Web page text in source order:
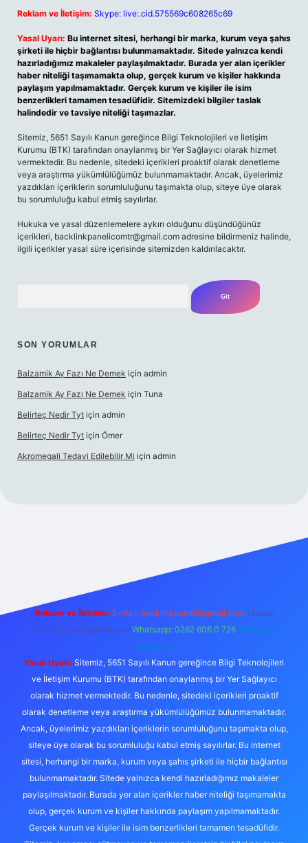
Reklam ve İletişim: Skype: live:.cid.575569c608265c69
Yasal Uyarı: Bu internet sitesi, herhangi bir marka, kurum veya şahıs
şirketi ile hiçbir bağlantısı bulunmamaktadır. Sitede yalnızca kendi
hazırladığımız makaleler paylaşılmaktadır. Burada yer alan içerikler
haber niteliği taşımamakta olup, gerçek kurum ve kişiler hakkında
paylaşım yapılmamaktadır. Gerçek kurum ve kişiler ile isim
benzerlikleri tamamen tesadüfidir. Sitemizdeki bilgiler taslak
halindedir ve tavsiye niteliği taşımazlar.
Sitemiz, 5651 Sayılı Kanun gereğince Bilgi Teknolojileri ve İletişim
Kurumu (BTK) tarafından onaylanmış bir Yer Sağlayıcı olarak hizmet
vermektedir. Bu nedenle, sitedeki içerikleri proaktif olarak denetleme
veya araştırma yükümlülüğümüz bulunmamaktadır. Ancak, üyelerimiz
yazdıkları içeriklerin sorumluluğunu taşımakta olup, siteye üye olarak
bu sorumluluğu kabul etmiş sayılırlar.
Hukuka ve yasal düzenlemelere aykırı olduğunu düşündüğünüz
içerikleri, backlinkpanelicomtr@gmail.com adresine bildirmeniz halinde,
ilgili içerikler yasal süre içerisinde sitemizden kaldırılacaktır.
SON YORUMLAR
Balzamik Ay Fazı Ne Demek için admin
Balzamik Ay Fazı Ne Demek için Tuna
Belirteç Nedir Tyt için admin
Belirteç Nedir Tyt için Ömer
Akromegali Tedavi Edilebilir Mi için admin
Reklam ve İletişim: E-mail: backlinkpaneli@gmail.com Teams:
forumhizmeti@gmail.com Whatsapp: 0262 606 0 726 Telegram:
@karabul
Yasal Uyarı: Sitemiz, 5651 Sayılı Kanun gereğince Bilgi Teknolojileri
ve İletişim Kurumu (BTK) tarafından onaylanmış bir Yer Sağlayıcı
olarak hizmet vermektedir. Bu nedenle, sitedeki içerikleri proaktif
olarak denetleme veya araştırma yükümlülüğümüz bulunmamaktadır.
Ancak, üyelerimiz yazdıkları içeriklerin sorumluluğunu taşımakta olup,
siteye üye olarak bu sorumluluğu kabul etmiş sayılırlar. Bu internet
sitesi, herhangi bir marka, kurum veya şahıs şirketi ile hiçbir bağlantısı
bulunmamaktadır. Sitede yalnızca kendi hazırladığımız makaleler
paylaşılmaktadır. Burada yer alan içerikler haber niteliği taşımamakta
olup, gerçek kurum ve kişiler hakkında paylaşım yapılmamaktadır.
Gerçek kurum ve kişiler ile isim benzerlikleri tamamen tesadüfidir.